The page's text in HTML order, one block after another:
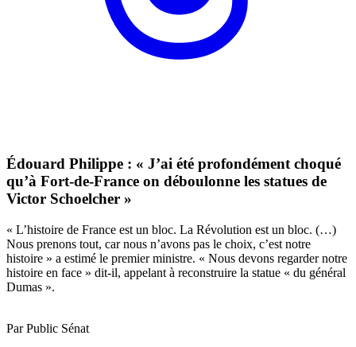
Édouard Philippe : « J’ai été profondément choqué
qu’à Fort-de-France on déboulonne les statues de
Victor Schoelcher »
« L’histoire de France est un bloc. La Révolution est un bloc. (…)
Nous prenons tout, car nous n’avons pas le choix, c’est notre
histoire » a estimé le premier ministre. « Nous devons regarder notre
histoire en face » dit-il, appelant à reconstruire la statue « du général
Dumas ».
Par Public Sénat